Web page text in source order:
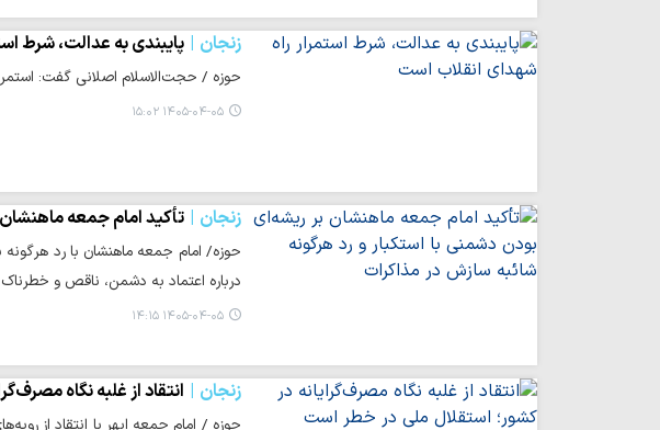
زنجان پایبندی به عدالت، شرط
حوزه / حجت‌الاسلام اصلانی گفت:
۱۴۰۵-۰۴-۰۵ ۱۵:۰۲
زنجان تأکید امام جمعه
حوزه/ امام جمعه ماهنشان با رد
درباره اعتماد به دشمن، ناقص و
۱۴۰۵-۰۴-۰۵ ۱۴:۱۵
زنجان انتقاد از غلبه نگاه
حوزه / امام جمعه ابهر با انتقاد از